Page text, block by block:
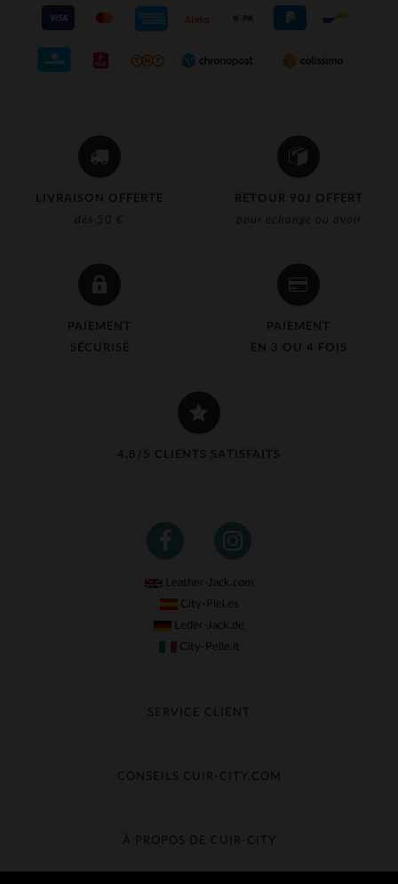
LIVRAISON OFFERTE
dès 50 €
RETOUR 90J OFFERT
pour échange ou avoir
PAIEMENT
SÉCURISÉ
PAIEMENT
EN 3 OU 4 FOIS
4,8/5 CLIENTS SATISFAITS
Leather-Jack.com
City-Piel.es
Leder-Jack.de
City-Pelle.it
SERVICE CLIENT
Échange & Remboursement
Contacter le service client
CONSEILS CUIR-CITY.COM
Guide des matières
À PROPOS DE CUIR-CITY